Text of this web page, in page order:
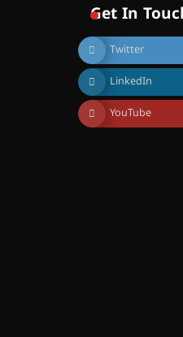
ചെയ്യുന്നു
August 6,
സെന്റ്
Get In
Twitter
LinkedIn
YouTube